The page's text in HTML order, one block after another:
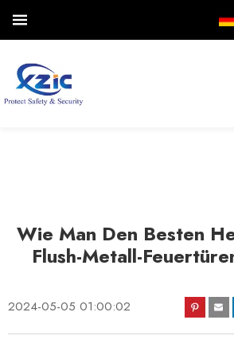
Wie Man Den Besten
Flush-Metall-
2024-05-05 01:00:02